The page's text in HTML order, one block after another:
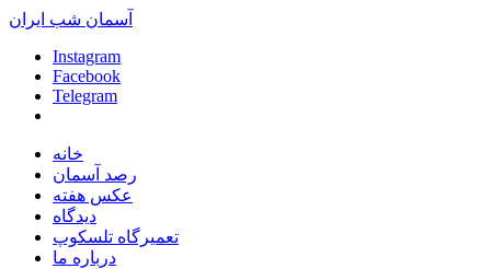
آسمان شب ایران
Instagram
Facebook
Telegram
خانه
رصد آسمان
عکس هفته
دیدگاه
تعمیرگاه تلسکوپ
درباره ما